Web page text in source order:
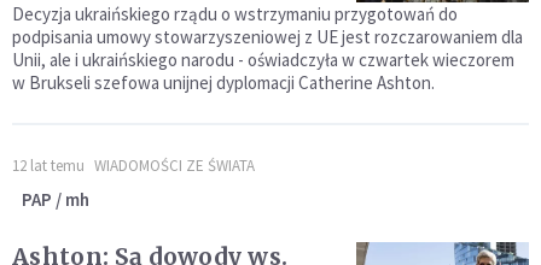
Decyzja ukraińskiego rządu o wstrzymaniu przygotowań do
podpisania umowy stowarzyszeniowej z UE jest rozczarowaniem dla
Unii, ale i ukraińskiego narodu - oświadczyła w czwartek wieczorem
w Brukseli szefowa unijnej dyplomacji Catherine Ashton.
12 lat temu WIADOMOŚCI ZE ŚWIATA
PAP / mh
Ashton: Są dowody ws.